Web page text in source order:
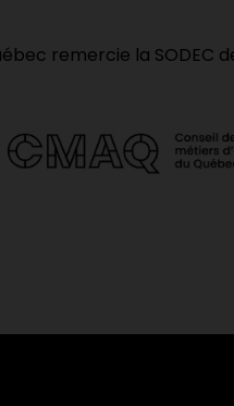
remercie la SODEC